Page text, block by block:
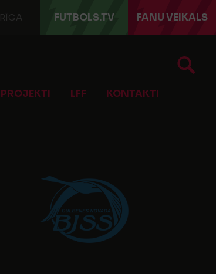
RĪGA FUTBOLS.TV FANU VEIKALS
PROJEKTI LFF KONTAKTI